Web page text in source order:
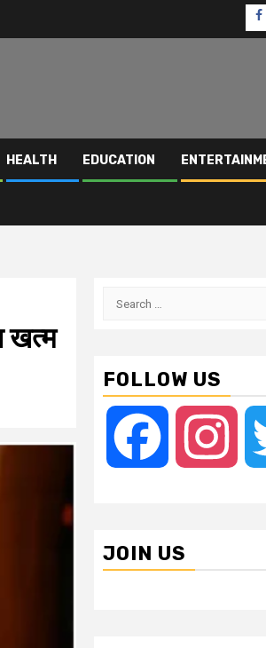
HEALTH EDUCATION
खत्म
Search
FOLLOW US
Facebook
JOIN US